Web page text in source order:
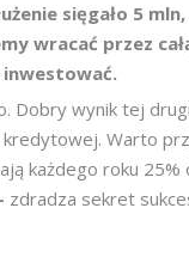
sięgało 5
wracać przez
Dobry wynik tej
Warto
każdego roku 25%
zdradza sekret